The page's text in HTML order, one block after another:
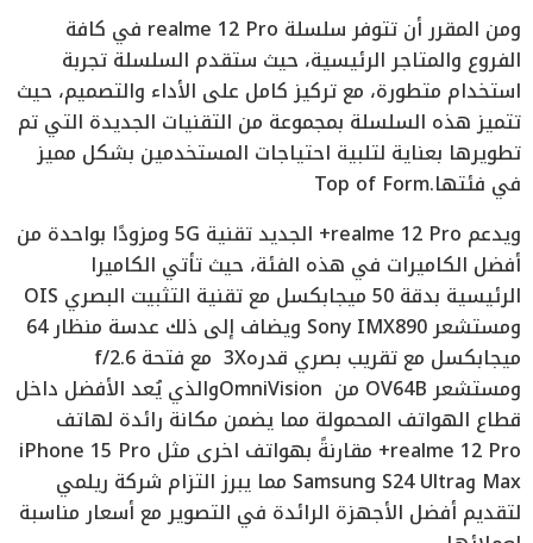
ومن المقرر أن تتوفر سلسلة realme 12 Pro في كافة
الفروع والمتاجر الرئيسية، حيث ستقدم السلسلة تجربة
استخدام متطورة، مع تركيز كامل على الأداء والتصميم، حيث
تتميز هذه السلسلة بمجموعة من التقنيات الجديدة التي تم
تطويرها بعناية لتلبية احتياجات المستخدمين بشكل مميز
في فئتها.Top of Form
ويدعم realme 12 Pro+ الجديد تقنية 5G ومزودًا بواحدة من
أفضل الكاميرات في هذه الفئة، حيث تأتي الكاميرا
الرئيسية بدقة 50 ميجابكسل مع تقنية التثبيت البصري OIS
ومستشعر Sony IMX890 ويضاف إلى ذلك عدسة منظار 64
ميجابكسل مع تقريب بصري قدره3X مع فتحة f/2.6
ومستشعر OV64B من OmniVisionوالذي يُعد الأفضل داخل
قطاع الهواتف المحمولة مما يضمن مكانة رائدة لهاتف
realme 12 Pro+ مقارنةً بهواتف اخرى مثل iPhone 15 Pro
Max وSamsung S24 Ultra مما يبرز التزام شركة ريلمي
لتقديم أفضل الأجهزة الرائدة في التصوير مع أسعار مناسبة